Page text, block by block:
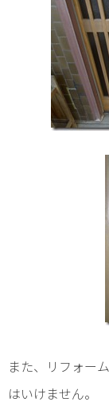
また、リフォー
はいけません。